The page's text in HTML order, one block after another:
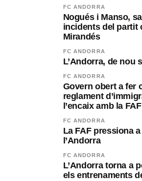
FC ANDORRA
Nogués i Manso,
incidents del partit
Mirandés
FC ANDORRA
L’Andorra, de nou
FC ANDORRA
Govern obert a fer
reglament
l’encaix amb la FAF
FC ANDORRA
La FAF pressiona
l’Andorra
FC ANDORRA
L’Andorra torna a
els entrenaments